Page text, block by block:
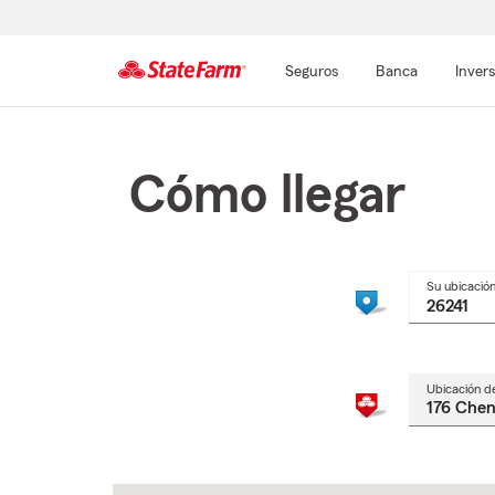
Seguros Banca
Cómo llegar
Su ubicación
Ubicación